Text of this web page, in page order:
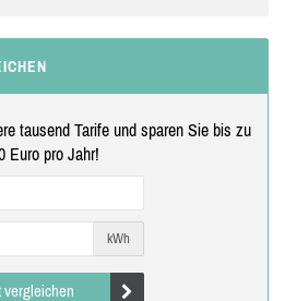
tausend Tarife und sparen Sie bis zu
Euro pro Jahr!
kWh
vergleichen